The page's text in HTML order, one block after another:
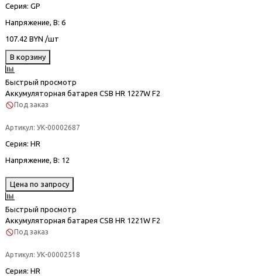
Серия: GP
Напряжение, В: 6
107.42 BYN /шт
В корзину
Быстрый просмотр
Аккумуляторная батарея CSB HR 1227W F2
Под заказ
Артикул: УК-00002687
Серия: HR
Напряжение, В: 12
Цена по запросу
Быстрый просмотр
Аккумуляторная батарея CSB HR 1221W F2
Под заказ
Артикул: УК-00002518
Серия: HR